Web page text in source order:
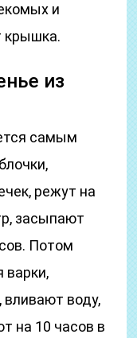
и
крышка.
из
самым
режут на
засыпают
Потом
варки,
воду,
на 10 часов в